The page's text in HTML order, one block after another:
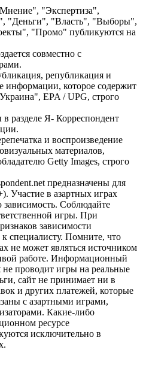
"Экспертиза",
"Деньги", "Власть", "Выборы",
"Промо" публикуются на
совместно с
републикация и
информации, которое содержит
EPA / UPG, строго
разделе Я- Корреспондент
и воспроизведение
материалов,
Getty Images, строго
предназначены для
Участие в азартных играх
Соблюдайте
игры. При
зависимости
специалисту. Помните, что
не может являться источником
работе. Информационный
не проводит игры на реальные
сайт не принимает ни в
и других платежей, которые
с азартными играми,
Какие-либо
ресурсе
исключительно в